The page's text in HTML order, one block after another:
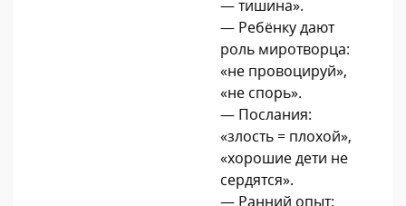
— тишина».
— Ребёнку дают
роль миротворца:
«не провоцируй»,
«не спорь».
— Послания:
«злость = плохой»,
«хорошие дети не
сердятся».
— Ранний опыт: